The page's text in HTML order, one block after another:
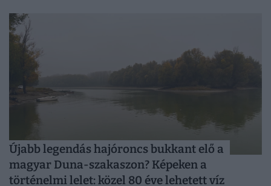
Újabb legendás hajóroncs bukkant elő a
magyar Duna-szakaszon? Képeken a
történelmi lelet: közel 80 éve lehetett víz